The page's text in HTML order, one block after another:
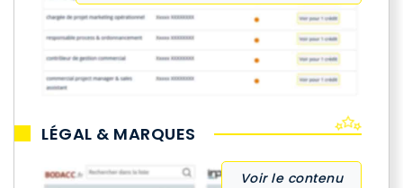
LÉGAL & MARQUES
Voir le contenu